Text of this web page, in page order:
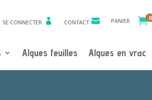
SE CONNECTER CONTACT PANIER 0
Algues feuilles Algues en vrac